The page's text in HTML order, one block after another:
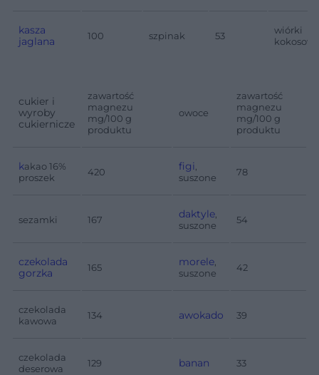
kasza
jaglana
100 szpinak 53
wiórki
cukier i
wyroby
cukiernicze
zawartość
magnezu
mg/100 g
produktu
owoce
zawartość
magnezu
mg/100 g
produktu
kakao 16%
proszek
420 figi
suszone
78
sezamki 167 daktyle
suszone
54
czekolada
gorzka
165 morele
suszone
42
czekolada
kawowa
134 awokado 39
czekolada
deserowa
129 banan 33